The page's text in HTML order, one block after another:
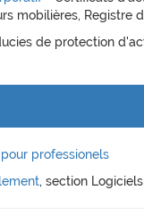
mobilières, Registre
de protection
professionels
, section Logiciels